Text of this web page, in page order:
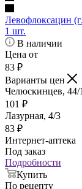
Левофлоксацин
1 шт.
В наличии
Цена от
83 ₽
Варианты цен
Челюскинцев, 44/1
101 ₽
Лазурная, 4/3
83 ₽
Интернет-аптека
Под заказ
Подробности
Купить
По рецепту